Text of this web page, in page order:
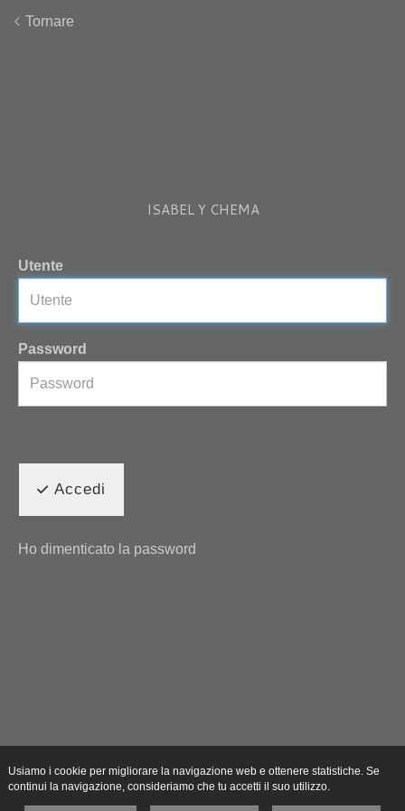
Tornare
ISABEL Y CHEMA
Utente
Password
Accedi
Ho dimenticato la password
Usiamo i cookie per migliorare la navigazione web e ottenere statistiche. Se
continui la navigazione, consideriamo che tu accetti il suo utilizzo.